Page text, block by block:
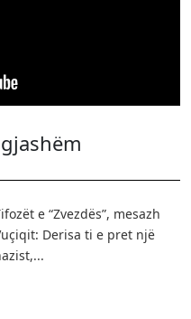
e “Zvezdës”, mesazh
Derisa ti e pret një